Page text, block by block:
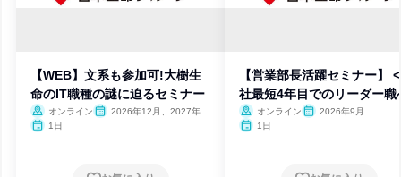
【WEB】文系も参加可!大樹生
命のIT職種の謎に迫るセミナー
オンライン
2026年12月、2027年1
1日
【営業部長活躍セミナー】
社最短4年目でのリーダー職
オンライン
2026年9月
1日